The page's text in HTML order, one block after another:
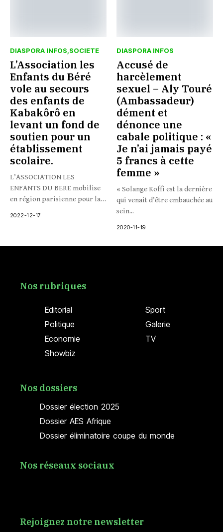
DIASPORA INFOS SOCIETE
L’Association les
Enfants du Béré
vole au secours
des enfants de
Kabakôrô en
levant un fond de
soutien pour un
établissement
scolaire.
L’ASSOCIATION LES
ENFANTS DU BERE mobilise
en région parisienne pour la
2022-12-17
DIASPORA INFOS
Accusé de
harcèlement
sexuel – Aly Touré
(Ambassadeur)
dément et
dénonce une
cabale politique : «
Je n’ai jamais payé
5 francs à cette
femme »
« Solange Koffi est la dernière
qui venait d’être embauchée au
sein...
2020-11-19
Editorial
Politique
Economie
Showbiz
Sport
Galerie
TV
Nos rubriques
Dossier élection 2025
Dossier AES Afrique
Dossier éliminatoire coupe du monde
Nos dossiers
Nos réseaux sociaux
Rejoignez notre newsletter